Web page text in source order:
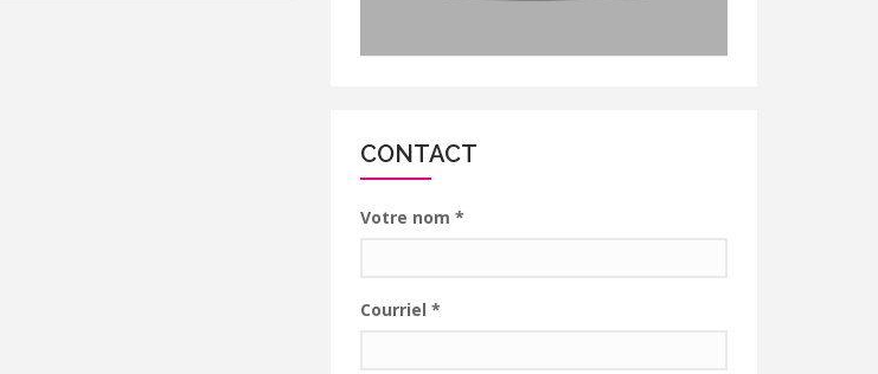
CONTACT
Votre nom *
Courriel *